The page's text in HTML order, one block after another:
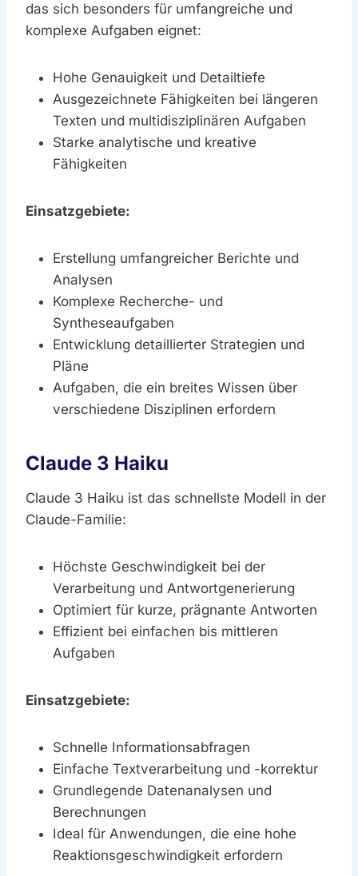
das sich besonders für umfangreiche und
komplexe Aufgaben eignet:
Hohe Genauigkeit und Detailtiefe
Ausgezeichnete Fähigkeiten bei längeren
Texten und multidisziplinären Aufgaben
Starke analytische und kreative
Fähigkeiten
Einsatzgebiete:
Erstellung umfangreicher Berichte und
Analysen
Komplexe Recherche- und
Syntheseaufgaben
Entwicklung detaillierter Strategien und
Pläne
Aufgaben, die ein breites Wissen über
verschiedene Disziplinen erfordern
Claude 3 Haiku
Claude 3 Haiku ist das schnellste Modell in der
Claude-Familie:
Höchste Geschwindigkeit bei der
Verarbeitung und Antwortgenerierung
Optimiert für kurze, prägnante Antworten
Effizient bei einfachen bis mittleren
Aufgaben
Einsatzgebiete:
Schnelle Informationsabfragen
Einfache Textverarbeitung und -korrektur
Grundlegende Datenanalysen und
Berechnungen
Ideal für Anwendungen, die eine hohe
Reaktionsgeschwindigkeit erfordern